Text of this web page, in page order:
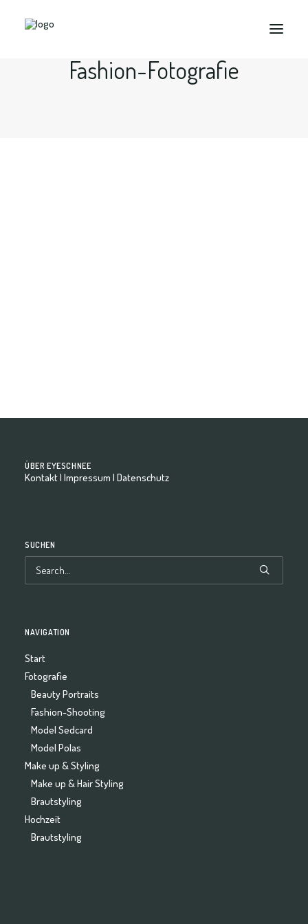
Fashion-Fotografie
ÜBER EYESCHNEE
Kontakt| Impressum | Datenschutz
SUCHEN
NAVIGATION
Start
Fotografie
Beauty Portraits
Fashion-Shooting
Model Sedcard
Model Polas
Make up & Styling
Make up & Hair Styling
Brautstyling
Hochzeit
Brautstyling